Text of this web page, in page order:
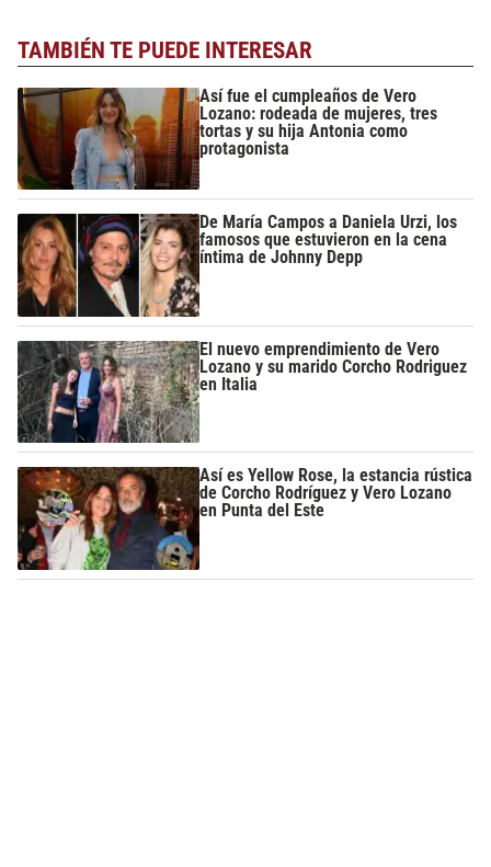
TAMBIÉN TE PUEDE INTERESAR
Así fue el cumpleaños de Vero
Lozano: rodeada de mujeres, tres
tortas y su hija Antonia como
protagonista
De María Campos a Daniela Urzi, los
famosos que estuvieron en la cena
íntima de Johnny Depp
El nuevo emprendimiento de Vero
Lozano y su marido Corcho Rodriguez
en Italia
Así es Yellow Rose, la estancia rústica
de Corcho Rodríguez y Vero Lozano
en Punta del Este